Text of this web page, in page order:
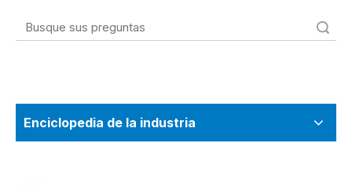
Enciclopedia de la industria